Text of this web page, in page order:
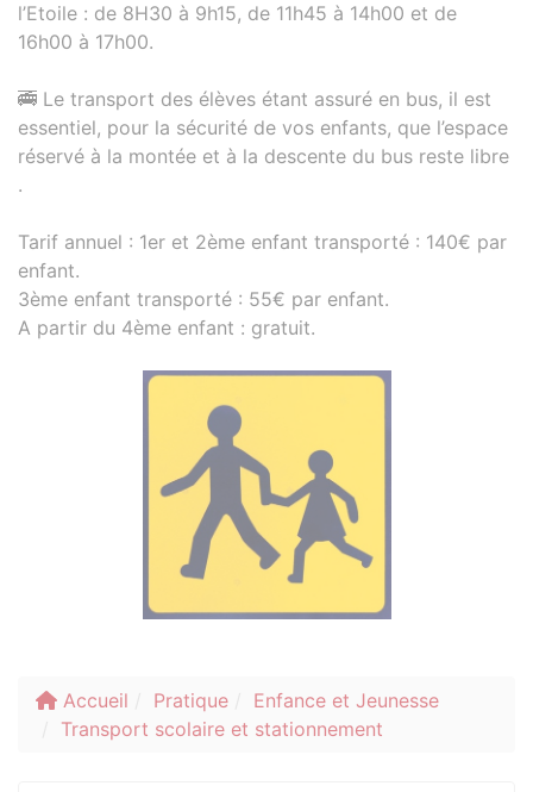
l’Etoile : de 8H30 à 9h15, de 11h45 à 14h00 et de
16h00 à 17h00.
🚎 Le transport des élèves étant assuré en bus, il est
essentiel, pour la sécurité de vos enfants, que l’espace
réservé à la montée et à la descente du bus reste libre
.
Tarif annuel : 1er et 2ème enfant transporté : 140€ par
enfant.
3ème enfant transporté : 55€ par enfant.
A partir du 4ème enfant : gratuit.
Accueil Pratique
Enfance et Jeunesse
Transport scolaire et stationnement